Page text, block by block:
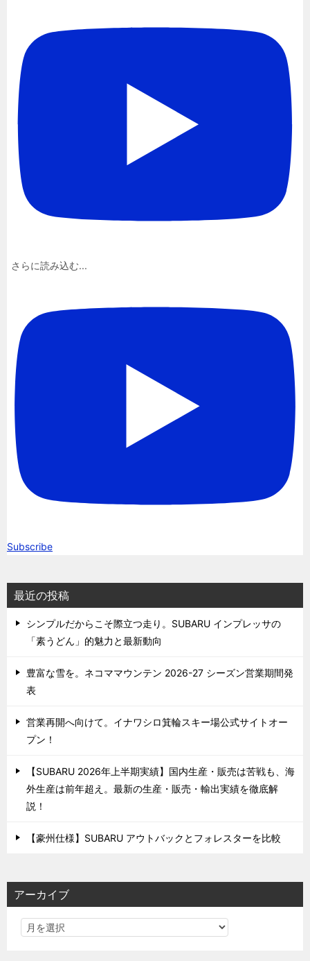
さらに読み込む...
Subscribe
最近の投稿
シンプルだからこそ際立つ走り。SUBARU インプレッサの
「素うどん」的魅力と最新動向
豊富な雪を。ネコママウンテン 2026-27 シーズン営業期間発
表
営業再開へ向けて。イナワシロ箕輪スキー場公式サイトオー
プン！
【SUBARU 2026年上半期実績】国内生産・販売は苦戦も、海
外生産は前年超え。最新の生産・販売・輸出実績を徹底解
説！
【豪州仕様】SUBARU アウトバックとフォレスターを比較
アーカイブ